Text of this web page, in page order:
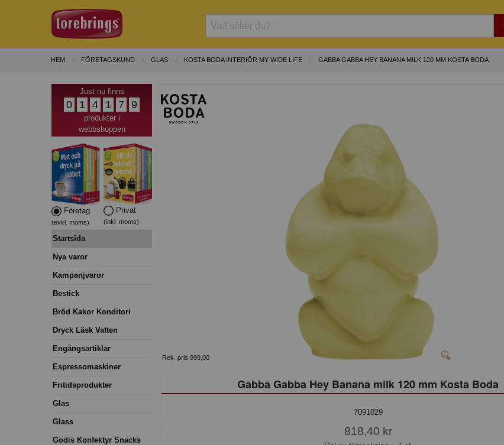
HEM FÖRETAGSKUND GLAS KOSTA BODA INTERIÖR MY WIDE LIFE GABBA GABBA HEY BANANA MILK 120 MM KOSTA BODA
Just nu finns
0 1 4 1 7 9
produkter i
webbshoppen
Företag
(exkl. moms)
Privat
(inkl. moms)
Startsida
Nya varor
Kampanjvaror
Bestick
Bröd Kakor Konditori
Dryck Läsk Vatten
Engångsartiklar
Espressomaskiner
Fritidsprodukter
Glas
Glass
Godis Konfektyr Snacks
Rek. pris 999,00
Gabba Gabba Hey Banana milk 120 mm Kosta Boda
7091029
818,40 kr